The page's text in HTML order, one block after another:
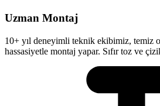
Uzman Montaj
10+ yıl deneyimli teknik ekibimiz, temiz
hassasiyetle montaj yapar. Sıfır toz ve